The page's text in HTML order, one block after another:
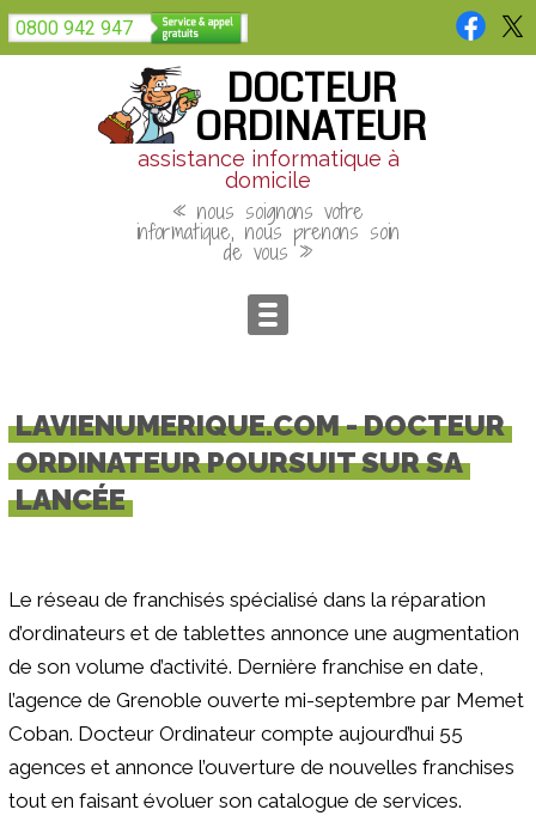
0800 942 947
DOCTEUR
ORDINATEUR
assistance informatique à
domicile
« nous soignons votre
informatique, nous prenons soin
de vous »
LAVIENUMERIQUE.COM - DOCTEUR
ORDINATEUR POURSUIT SUR SA
LANCÉE
Le réseau de franchisés spécialisé dans la réparation
d’ordinateurs et de tablettes annonce une augmentation
de son volume d’activité. Dernière franchise en date,
l’agence de Grenoble ouverte mi-septembre par Memet
Coban. Docteur Ordinateur compte aujourd’hui 55
agences et annonce l’ouverture de nouvelles franchises
tout en faisant évoluer son catalogue de services.
Panneau de gestion des cookies